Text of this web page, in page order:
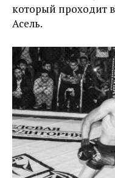
который проходит
Асель.